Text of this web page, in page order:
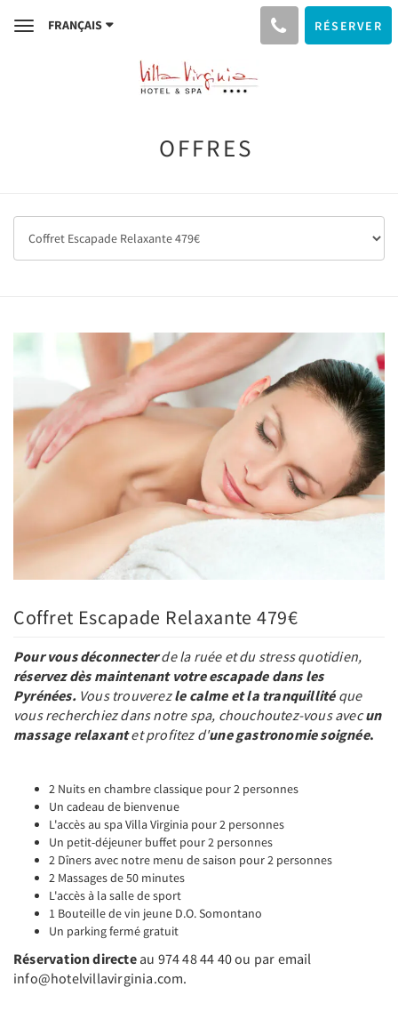
ToggleFRANÇAIS RÉSERVER
OFFRES
Coffret Escapade Relaxante 479€
Pour vous déconnecterde la ruée et du stress quotidien,
réservez dès maintenant votre escapade dans les
Pyrénées.Vous trouverezle calme et la tranquillitéque
vous recherchiez dans notre spa, chouchoutez-vous avecun
massage relaxantet profitez d'une gastronomie soignée.
2 Nuits en chambre classique pour 2 personnes
Un cadeau de bienvenue
L'accès au spa Villa Virginia pour 2 personnes
Un petit-déjeuner buffet pour 2 personnes
2 Dîners avec notre menu de saison pour 2 personnes
2 Massages de 50 minutes
L'accès à la salle de sport
1 Bouteille de vin jeune D.O. Somontano
Un parking fermé gratuit
Réservation directeau 974 48 44 40 ou par email
info@hotelvillavirginia.com.